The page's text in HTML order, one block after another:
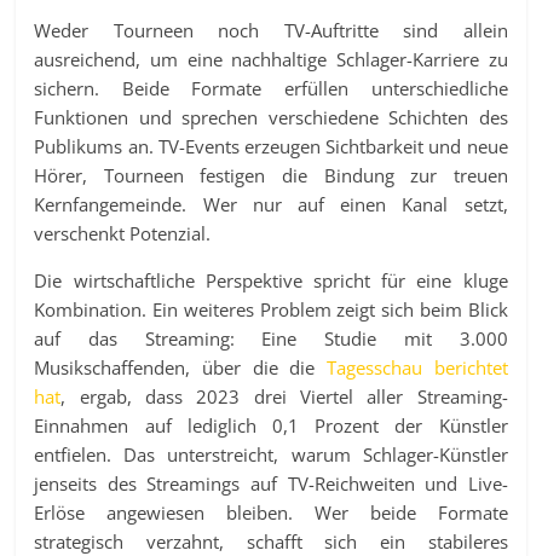
Weder Tourneen noch TV-Auftritte sind allein
ausreichend, um eine nachhaltige Schlager-Karriere zu
sichern. Beide Formate erfüllen unterschiedliche
Funktionen und sprechen verschiedene Schichten des
Publikums an. TV-Events erzeugen Sichtbarkeit und neue
Hörer, Tourneen festigen die Bindung zur treuen
Kernfangemeinde. Wer nur auf einen Kanal setzt,
verschenkt Potenzial.
Die wirtschaftliche Perspektive spricht für eine kluge
Kombination. Ein weiteres Problem zeigt sich beim Blick
auf das Streaming: Eine Studie mit 3.000
Musikschaffenden, über die die Tagesschau berichtet
hat, ergab, dass 2023 drei Viertel aller Streaming-
Einnahmen auf lediglich 0,1 Prozent der Künstler
entfielen. Das unterstreicht, warum Schlager-Künstler
jenseits des Streamings auf TV-Reichweiten und Live-
Erlöse angewiesen bleiben. Wer beide Formate
strategisch verzahnt, schafft sich ein stabileres